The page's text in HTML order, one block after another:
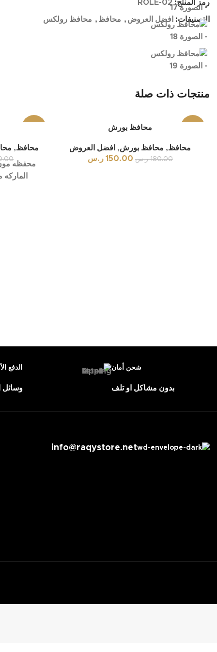
رمز المنتج: ROLE-02
التصنيفات: افضل العروض , محافظ , محافظ رولكس
منتجات ذات صلة
محافظ بورش
محافظ, محافظ بورش, افضل العروض
180.00 ر.س 150.00 ر.س
محافظ,
محفظه
شحن أمان
بدون مشاكل او تلف
الدفع
وسائل
info@raqystore.net